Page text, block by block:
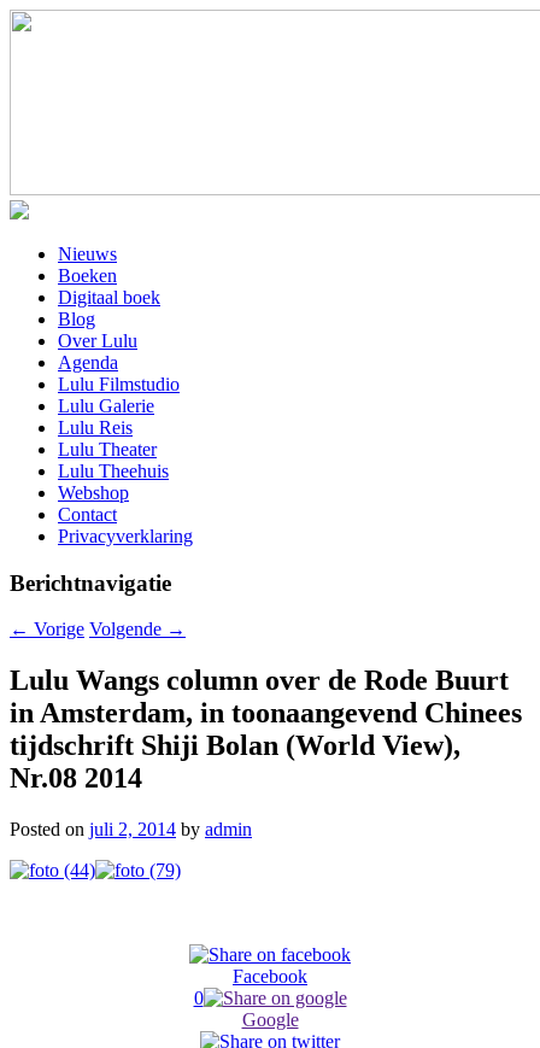
Nieuws
Boeken
Digitaal boek
Blog
Over Lulu
Agenda
Lulu Filmstudio
Lulu Galerie
Lulu Reis
Lulu Theater
Lulu Theehuis
Webshop
Contact
Privacyverklaring
Berichtnavigatie
← Vorige Volgende →
Lulu Wangs column over de Rode Buurt
in Amsterdam, in toonaangevend Chinees
tijdschrift Shiji Bolan (World View),
Nr.08 2014
Posted on juli 2, 2014 by admin
Facebook
0
Google